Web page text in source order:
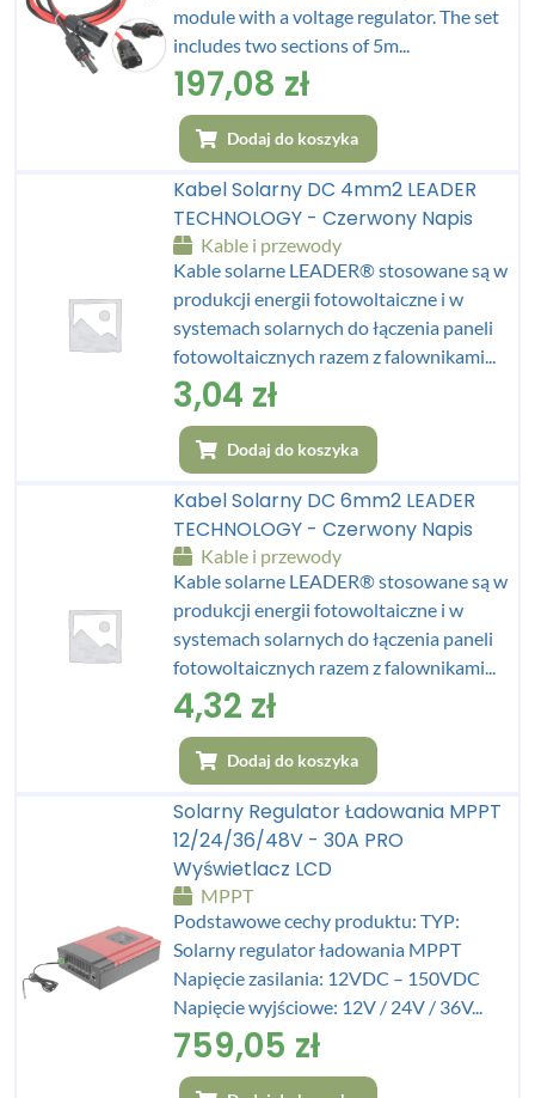
module with a voltage regulator. The set
includes two sections of 5m...
197,08 zł
Dodaj do koszyka
Kabel Solarny DC 4mm2 LEADER
TECHNOLOGY - Czerwony Napis
Kable i przewody
Kable solarne LEADER® stosowane są w
produkcji energii fotowoltaiczne i w
systemach solarnych do łączenia paneli
fotowoltaicznych razem z falownikami...
3,04 zł
Dodaj do koszyka
Kabel Solarny DC 6mm2 LEADER
TECHNOLOGY - Czerwony Napis
Kable i przewody
Kable solarne LEADER® stosowane są w
produkcji energii fotowoltaiczne i w
systemach solarnych do łączenia paneli
fotowoltaicznych razem z falownikami...
4,32 zł
Dodaj do koszyka
Solarny Regulator Ładowania MPPT
12/24/36/48V - 30A PRO
Wyświetlacz LCD
MPPT
Podstawowe cechy produktu: TYP:
Solarny regulator ładowania MPPT
Napięcie zasilania: 12VDC – 150VDC
Napięcie wyjściowe: 12V / 24V / 36V...
759,05 zł